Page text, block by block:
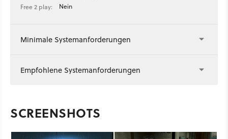
Free 2 play:
Nein
Minimale Systemanforderungen
Empfohlene Systemanforderungen
SCREENSHOTS